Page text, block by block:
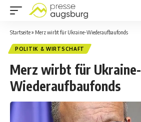
Startseite» Merz wirbt für Ukraine-Wiederaufbaufonds
POLITIK & WIRTSCHAFT
Merz wirbt für Ukraine-
Wiederaufbaufonds